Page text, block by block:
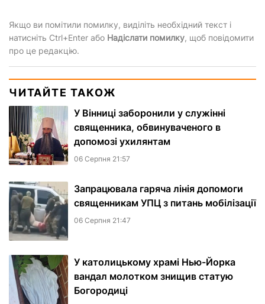
Якщо ви помітили помилку, виділіть необхідний текст і
натисніть Ctrl+Enter або Надіслати помилку, щоб повідомити
про це редакцію.
ЧИТАЙТЕ ТАКОЖ
У Вінниці заборонили у служінні
священника, обвинуваченого в
допомозі ухилянтам
06 Серпня 21:57
Запрацювала гаряча лінія допомоги
священникам УПЦ з питань мобілізації
06 Серпня 21:47
У католицькому храмі Нью-Йорка
вандал молотком знищив статую
Богородиці